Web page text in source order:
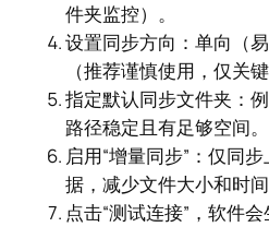
件夹监控）。
设置同步方向：单向（
（推荐谨慎使用，仅关
指定默认同步文件夹：
路径稳定且有足够空间。
启用“增量同步”：仅同
据，减少文件大小和时间
点击“测试连接”，软件